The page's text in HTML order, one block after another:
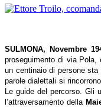
SULMONA, Novembre
proseguimento di via Pola,
un centinaio di persone
parole dialettali si
Le guide del percorso. Gli
l’attraversamento della